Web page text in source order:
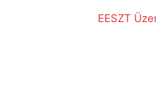
EESZT